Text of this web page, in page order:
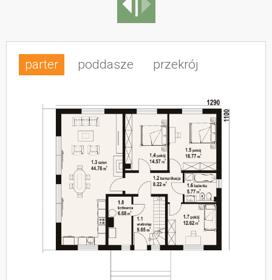
parter poddasze przekrój